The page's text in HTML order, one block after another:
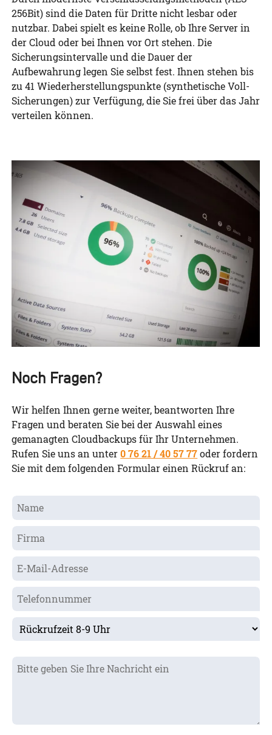
256Bit) sind die Daten für Dritte nicht lesbar oder
nutzbar. Dabei spielt es keine Rolle, ob Ihre Server in
der Cloud oder bei Ihnen vor Ort stehen. Die
Sicherungsintervalle und die Dauer der
Aufbewahrung legen Sie selbst fest. Ihnen stehen bis
zu 41 Wiederherstellungspunkte (synthetische Voll-
Sicherungen) zur Verfügung, die Sie frei über das Jahr
verteilen können.
Noch Fragen?
Wir helfen Ihnen gerne weiter, beantworten Ihre
Fragen und beraten Sie bei der Auswahl eines
gemanagten Cloudbackups für Ihr Unternehmen.
Rufen Sie uns an unter0 76 21 / 40 57 77oder fordern
Sie mit dem folgenden Formular einen Rückruf an: